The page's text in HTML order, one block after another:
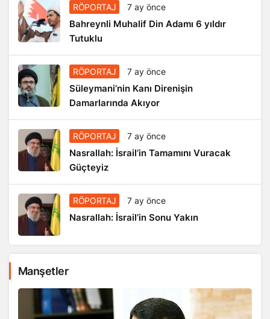
RÖPORTAJ 7 ay önce
Bahreynli Muhalif Din Adamı 6 yıldır
Tutuklu
RÖPORTAJ 7 ay önce
Süleymani’nin Kanı Direnişin
Damarlarında Akıyor
RÖPORTAJ 7 ay önce
Nasrallah: İsrail’in Tamamını Vuracak
Güçteyiz
RÖPORTAJ 7 ay önce
Nasrallah: İsrail’in Sonu Yakın
Manşetler